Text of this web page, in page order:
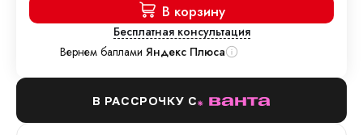
В корзину
Бесплатная консультация
Вернем баллами Яндекс Плюса
В РАССРОЧКУ С